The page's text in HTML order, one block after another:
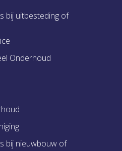
bij uitbesteding of
Onderhoud
bij nieuwbouw of